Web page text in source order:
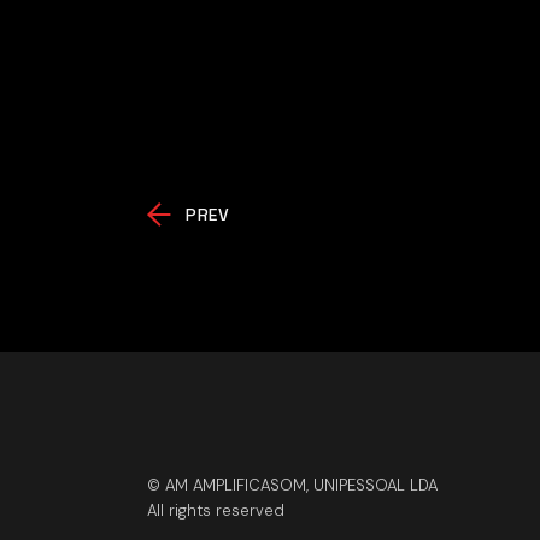
PREV
© AM AMPLIFICASOM, UNIPESSOAL LDA
All rights reserved